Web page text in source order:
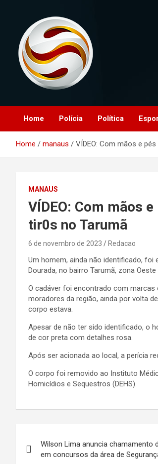
Portal
Home Polícia Política
Home manaus VÍDEO: Com mãos e
MANAUS
VÍDEO: Com mãos
tir0s no Tarumã
6 de novembro de 2023 Redacao
Um homem, ainda não identificado, foi
Dourada, no bairro Tarumã, zona Oeste
O cadáver foi encontrado com marcas
moradores da região, ainda por volta
corpo estava.
Apesar de não ter sido identificado, o
de cor preta com detalhes rosa.
Após ser acionada ao local, a perícia
O corpo foi removido ao Instituto
Homicídios e Sequestros (DEHS).
de
Wilson Lima anuncia chamamento
em concursos da área de